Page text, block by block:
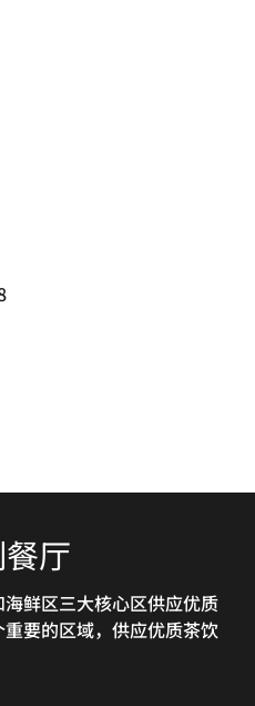
厅
鲜区三大核心区供应优质
要的区域，供应优质茶饮
好友放松、合作和会面的
台，供应咖啡、茶饮和各
酒、小吃和软饮。
餐厅
商务便捷轻食